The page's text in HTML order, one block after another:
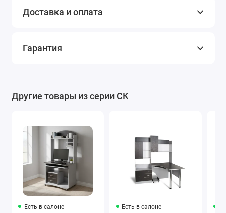
Доставка и оплата
Гарантия
Другие товары из серии СК
Есть в салоне Есть в салоне